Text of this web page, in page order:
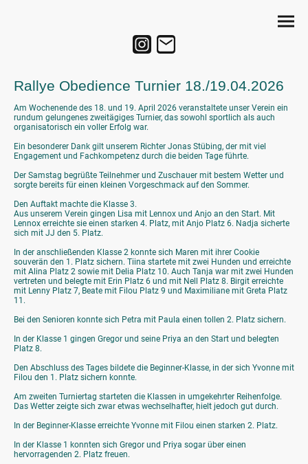
Rallye Obedience Turnier 18./19.04.2026
Am Wochenende des 18. und 19. April 2026 veranstaltete unser Verein ein
rundum gelungenes zweitägiges Turnier, das sowohl sportlich als auch
organisatorisch ein voller Erfolg war.
Ein besonderer Dank gilt unserem Richter Jonas Stübing, der mit viel
Engagement und Fachkompetenz durch die beiden Tage führte.
Der Samstag begrüßte Teilnehmer und Zuschauer mit bestem Wetter und
sorgte bereits für einen kleinen Vorgeschmack auf den Sommer.
Den Auftakt machte die Klasse 3.
Aus unserem Verein gingen Lisa mit Lennox und Anjo an den Start. Mit
Lennox erreichte sie einen starken 4. Platz, mit Anjo Platz 6. Nadja sicherte
sich mit JJ den 5. Platz.
In der anschließenden Klasse 2 konnte sich Maren mit ihrer Cookie
souverän den 1. Platz sichern. Tiina startete mit zwei Hunden und erreichte
mit Alina Platz 2 sowie mit Delia Platz 10. Auch Tanja war mit zwei Hunden
vertreten und belegte mit Erin Platz 6 und mit Nell Platz 8. Birgit erreichte
mit Lenny Platz 7, Beate mit Filou Platz 9 und Maximiliane mit Greta Platz
11.
Bei den Senioren konnte sich Petra mit Paula einen tollen 2. Platz sichern.
In der Klasse 1 gingen Gregor und seine Priya an den Start und belegten
Platz 8.
Den Abschluss des Tages bildete die Beginner-Klasse, in der sich Yvonne mit
Filou den 1. Platz sichern konnte.
Am zweiten Turniertag starteten die Klassen in umgekehrter Reihenfolge.
Das Wetter zeigte sich zwar etwas wechselhafter, hielt jedoch gut durch.
In der Beginner-Klasse erreichte Yvonne mit Filou einen starken 2. Platz.
In der Klasse 1 konnten sich Gregor und Priya sogar über einen
hervorragenden 2. Platz freuen.